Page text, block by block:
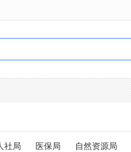
社局 医保局 自然资源局